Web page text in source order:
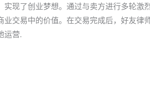
现了创业梦想。通过与卖方进行多轮激
交易中的价值。在交易完成后，好友律
运营.